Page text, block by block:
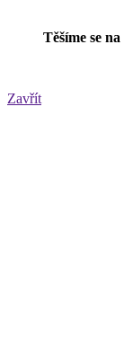
Těšíme se
Zavřít